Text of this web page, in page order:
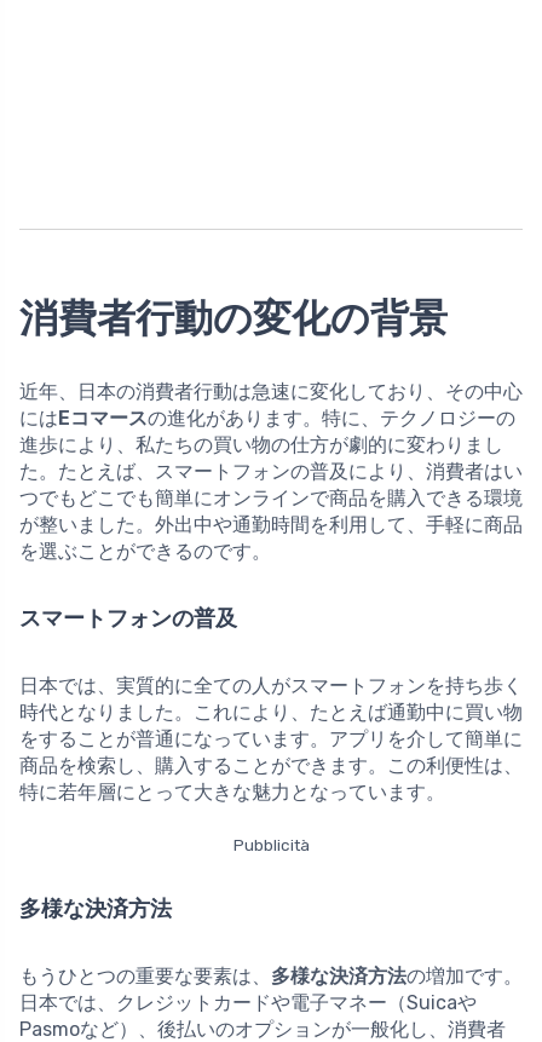
消費者行動の変化の背景
近年、日本の消費者行動は急速に変化しており、その中心
にはEコマースの進化があります。特に、テクノロジーの
進歩により、私たちの買い物の仕方が劇的に変わりまし
た。たとえば、スマートフォンの普及により、消費者はい
つでもどこでも簡単にオンラインで商品を購入できる環境
が整いました。外出中や通勤時間を利用して、手軽に商品
を選ぶことができるのです。
スマートフォンの普及
日本では、実質的に全ての人がスマートフォンを持ち歩く
時代となりました。これにより、たとえば通勤中に買い物
をすることが普通になっています。アプリを介して簡単に
商品を検索し、購入することができます。この利便性は、
特に若年層にとって大きな魅力となっています。
Pubblicità
多様な決済方法
もうひとつの重要な要素は、 多様な決済方法の増加です。
日本では、クレジットカードや電子マネー（Suicaや
Pasmoなど）、後払いのオプションが一般化し、消費者